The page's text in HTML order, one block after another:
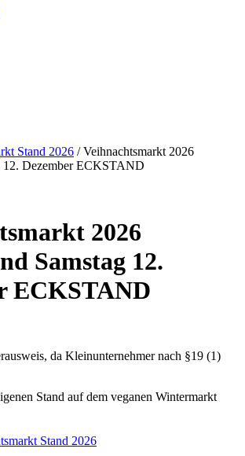
Stand 2026 / Veihnachtsmarkt 2026
12. Dezember ECKSTAND
2026
Samstag 12.
ECKSTAND
da Kleinunternehmer nach §19 (1)
Stand auf dem veganen Wintermarkt
Stand 2026